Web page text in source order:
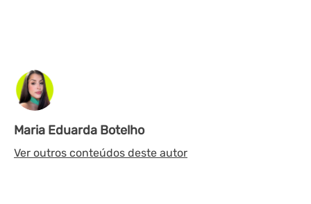
Maria Eduarda Botelho
Ver outros conteúdos deste autor